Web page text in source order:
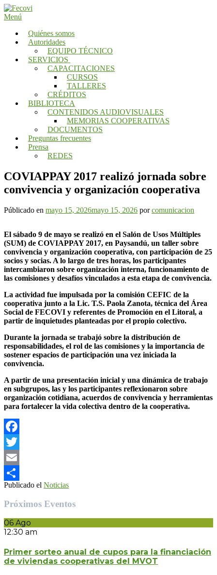
Saltar
al
Menú
Quiénes somos
Autoridades
EQUIPO TÉCNICO
SERVICIOS
CAPACITACIONES
CURSOS
TALLERES
CRÉDITOS
BIBLIOTECA
CONTENIDOS AUDIOVISUALES
MEMORIAS COOPERATIVAS
DOCUMENTOS
Preguntas frecuentes
Prensa
REDES
COVIAPPAY 2017 realizó jornada sobre
convivencia y organización cooperativa
Públicado en mayo 15, 2026mayo 15, 2026 porcomunicacion
El sábado 9 de mayo se realizó en el Salón de Usos Múltiples
(SUM) de COVIAPPAY 2017, en Paysandú, un taller sobre
convivencia y organización cooperativa, con participación de 25
socios y socias. A lo largo de tres horas, los participantes
intercambiaron sobre organización interna, funcionamiento de
las comisiones y desafíos vinculados a esta etapa de convivencia.
La actividad fue impulsada por la comisión CEFIC de la
cooperativa junto a la Lic. T.S. Paola Zanota, técnica del Área
Social de FECOVI y referentes de Promoción en el Litoral, a
partir de inquietudes planteadas por el propio colectivo.
Durante la jornada se trabajó sobre la distribución de
responsabilidades, el rol de las comisiones y la importancia de
sostener espacios de participación una vez iniciada la
convivencia.
A partir de una presentación inicial y una dinámica de trabajo
en subgrupos, las y los participantes reflexionaron sobre
organización cotidiana, acuerdos de convivencia y herramientas
para fortalecer la vida colectiva dentro de la cooperativa.
Facebook
Twitter
Email
Compartir
Publicado el Noticias
Próximos Eventos
06 Ago
12:30 am
Primer sorteo anual de cupos para la financiación
de viviendas cooperativas del MVOT